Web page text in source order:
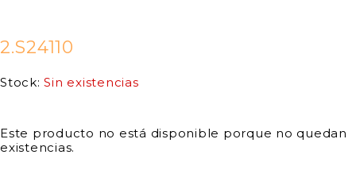
2.S24110
Stock: Sin existencias
Este producto no está disponible porque no quedan
existencias.